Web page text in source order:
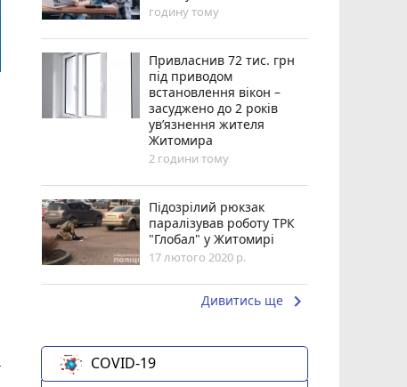
годину тому
Привласнив 72 тис. грн
під приводом
встановлення вікон –
засуджено до 2 років
ув’язнення жителя
Житомира
2 години тому
Підозрілий рюкзак
паралізував роботу ТРК
"Глобал" у Житомирі
17 лютого 2020 р.
Дивитись ще keyboard_arrow_right
COVID-19